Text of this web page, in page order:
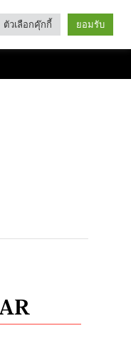
Categories
ตัวเลือกคุ๊กกี้ ยอมรับ